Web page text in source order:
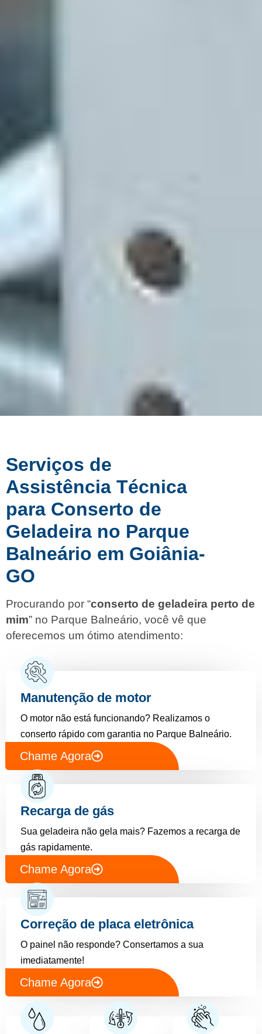
Serviços de
Assistência Técnica
para Conserto de
Geladeira no Parque
Balneário em Goiânia-
GO
Procurando por “conserto de geladeira perto de
mim” no Parque Balneário, você vê que
oferecemos um ótimo atendimento:
Manutenção de motor
O motor não está funcionando? Realizamos o
conserto rápido com garantia no Parque Balneário.
Chame Agora
Recarga de gás
Sua geladeira não gela mais? Fazemos a recarga de
gás rapidamente.
Chame Agora
Correção de placa eletrônica
O painel não responde? Consertamos a sua
imediatamente!
Chame Agora